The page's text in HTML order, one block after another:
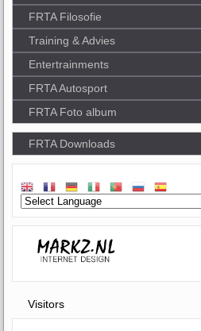
FRTA Filosofie
Training & Advies
Entertrainments
FRTA Autosport
FRTA Foto album
FRTA Downloads
Visitors